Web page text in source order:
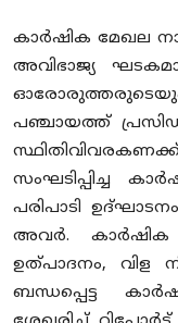
E-Paper
കാര്‍ഷിക മേഖല
അവിഭാജ്യ
പഞ്ചായത്ത്
സംഘടിപ്പിച്ച
പരിപാടി
അവര്‍. കാര്‍ഷിക
ഉത്പാദനം, വിള
ബന്ധപ്പെട്ട